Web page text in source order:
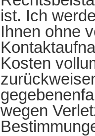
ist. Ich
Ihnen ohne
Kosten
wegen